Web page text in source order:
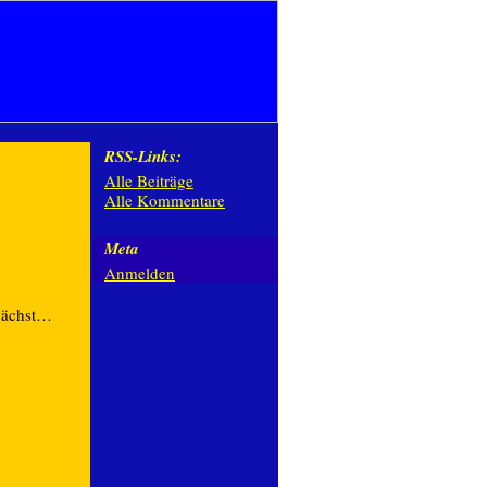
RSS-Links:
Alle Beiträge
Alle Kommentare
Meta
Anmelden